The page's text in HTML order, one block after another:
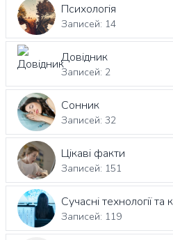
Психологія
Записей: 14
Довідник
Записей: 2
Сонник
Записей: 32
Цікаві факти
Записей: 151
Сучасні технології та
Записей: 119